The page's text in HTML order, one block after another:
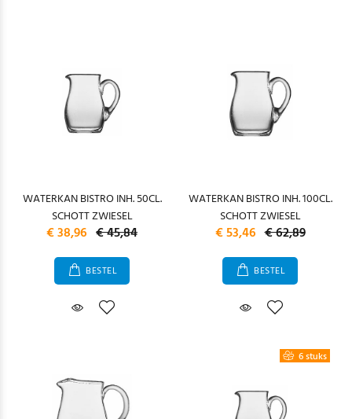
WATERKAN BISTRO INH. 50CL.
SCHOTT ZWIESEL
€ 38,96 € 45,84
BESTEL
WATERKAN BISTRO INH. 100CL.
SCHOTT ZWIESEL
€ 53,46 € 62,89
BESTEL
6 stuks